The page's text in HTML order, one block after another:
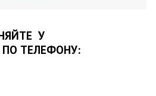
У
ТЕЛЕФОНУ: